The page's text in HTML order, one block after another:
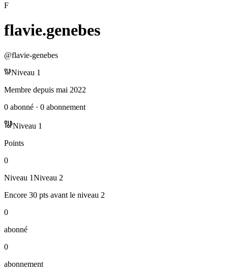
F
flavie.genebes
@flavie-genebes
Niveau 1
Membre depuis mai 2022
0 abonné · 0 abonnement
Niveau 1
Points
0
Niveau 1Niveau 2
Encore 30 pts avant le niveau 2
0
abonné
0
abonnement